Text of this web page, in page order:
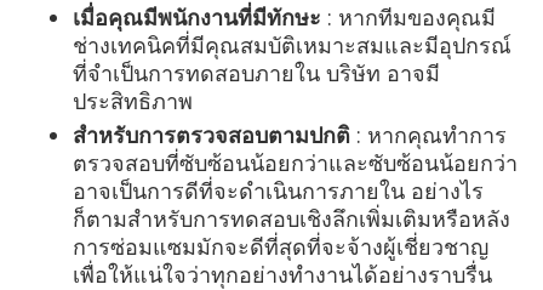
เมื่อคุณมีพนักงานที่มีทักษะ : หากทีมของคุณมี
ช่างเทคนิคที่มีคุณสมบัติเหมาะสมและมีอุปกรณ์
ที่จำเป็นการทดสอบภายใน บริษัท อาจมี
ประสิทธิภาพ
สำหรับการตรวจสอบตามปกติ : หากคุณทำการ
ตรวจสอบที่ซับซ้อนน้อยกว่าและซับซ้อนน้อยกว่า
อาจเป็นการดีที่จะดำเนินการภายใน อย่างไร
ก็ตามสำหรับการทดสอบเชิงลึกเพิ่มเติมหรือหลัง
การซ่อมแซมมักจะดีที่สุดที่จะจ้างผู้เชี่ยวชาญ
เพื่อให้แน่ใจว่าทุกอย่างทำงานได้อย่างราบรื่น